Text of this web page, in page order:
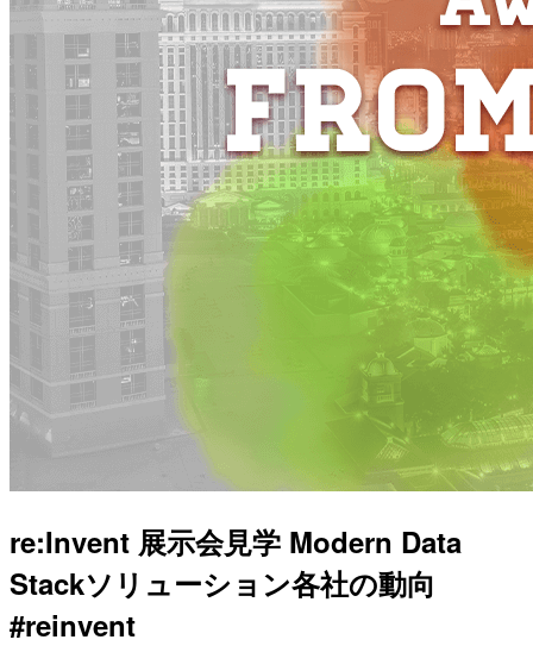
re:Invent 展示会見学 Modern Data
Stackソリューション各社の動向
#reinvent